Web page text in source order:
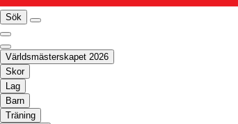
Sök
Världsmästerskapet 2026
Skor
Lag
Barn
Träning